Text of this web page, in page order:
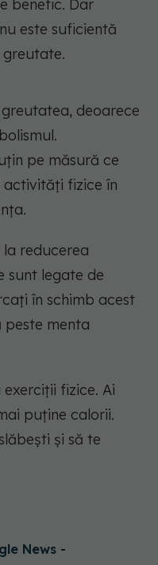
benefic. Dar
este suficientă
deoarece
pe măsură ce
activități fizice în
reducerea
sunt legate de
în schimb acest
menta
fizice. Ai
puține calorii.
și să te
News -